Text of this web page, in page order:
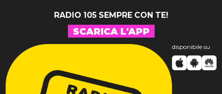
RADIO 105 SEMPRE CON TE!
SCARICA L'APP
disponibile su